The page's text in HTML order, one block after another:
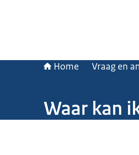
Home Vraag en
Waar kan